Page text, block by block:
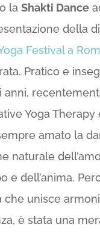
la Shakti Dance
della
Festival a
Pratico e
anni,
Yoga Therapy
amato la
naturale
e dell’anima.
che unisce
è stata una